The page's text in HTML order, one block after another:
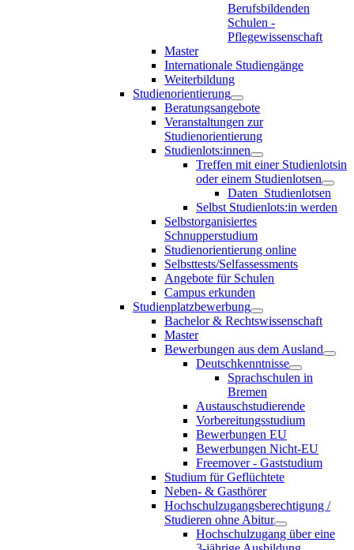
Berufsbildenden
Schulen -
Pflegewissenschaft
Master
Internationale Studiengänge
Weiterbildung
Studienorientierung
Beratungsangebote
Veranstaltungen zur
Studienorientierung
Studienlots:innen
Treffen mit einer Studienlotsin
oder einem Studienlotsen
Daten_Studienlotsen
Selbst Studienlots:in werden
Selbstorganisiertes
Schnupperstudium
Studienorientierung online
Selbsttests/Selfassessments
Angebote für Schulen
Campus erkunden
Studienplatzbewerbung
Bachelor & Rechtswissenschaft
Master
Bewerbungen aus dem Ausland
Deutschkenntnisse
Sprachschulen in
Bremen
Austauschstudierende
Vorbereitungsstudium
Bewerbungen EU
Bewerbungen Nicht-EU
Freemover - Gaststudium
Studium für Geflüchtete
Neben- & Gasthörer
Hochschulzugangsberechtigung /
Studieren ohne Abitur
Hochschulzugang über eine